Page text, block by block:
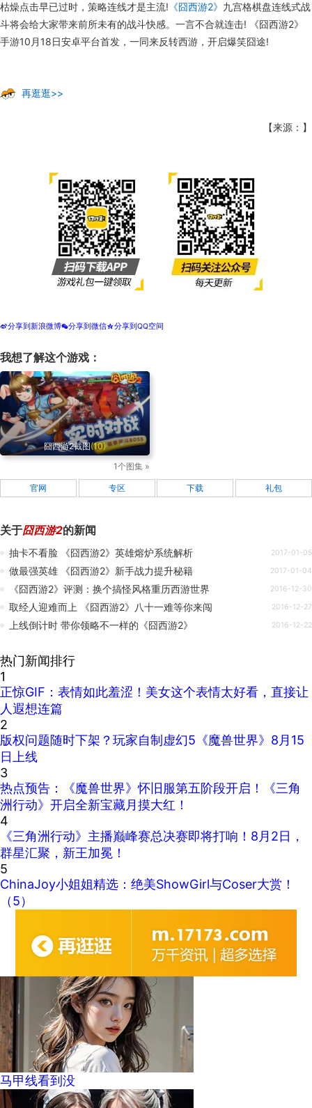
枯燥点击早已过时，策略连线才是主流! 《囧西游2》 九宫格棋盘连线式战
斗将会给大家带来前所未有的战斗快感。一言不合就连击! 《囧西游2》
手游10月18日安卓平台首发，一同来反转西游，开启爆笑囧途!
再逛逛>>
【来源：】
t分享到新浪微博w分享到微信z分享到QQ空间
我想了解这个游戏：
囧西游2截图(10)
1个图集 »
官网 专区 下载 礼包
关于囧西游2的新闻
抽卡不看脸 《囧西游2》英雄熔炉系统解析 2017-01-05
做最强英雄 《囧西游2》新手战力提升秘籍 2017-01-04
《囧西游2》评测：换个搞怪风格重历西游世界 2016-12-30
取经人迎难而上 《囧西游2》八十一难等你来闯 2016-12-27
上线倒计时 带你领略不一样的《囧西游2》 2016-12-22
热门新闻排行
1
正惊GIF：表情如此羞涩！美女这个表情太好看，直接让
人遐想连篇
2
版权问题随时下架？玩家自制虚幻5《魔兽世界》8月15
日上线
3
热点预告：《魔兽世界》怀旧服第五阶段开启！《三角
洲行动》开启全新宝藏月摸大红！
4
《三角洲行动》主播巅峰赛总决赛即将打响！8月2日，
群星汇聚，新王加冕！
5
ChinaJoy小姐姐精选：绝美ShowGirl与Coser大赏！
（5）
马甲线看到没